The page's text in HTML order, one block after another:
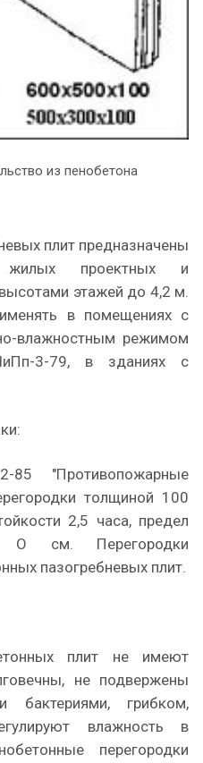
из пенобетона
плит предназначены
проектных и
этажей до 4,2 м.
в помещениях с
влажностным режимом
3-79, в зданиях с
85 "Противопожарные
толщиной 100
2,5 часа, предел
О см. Перегородки
пазогребневых плит.
плит не имеют
не подвержены
бактериями, грибком,
влажность в
перегородки